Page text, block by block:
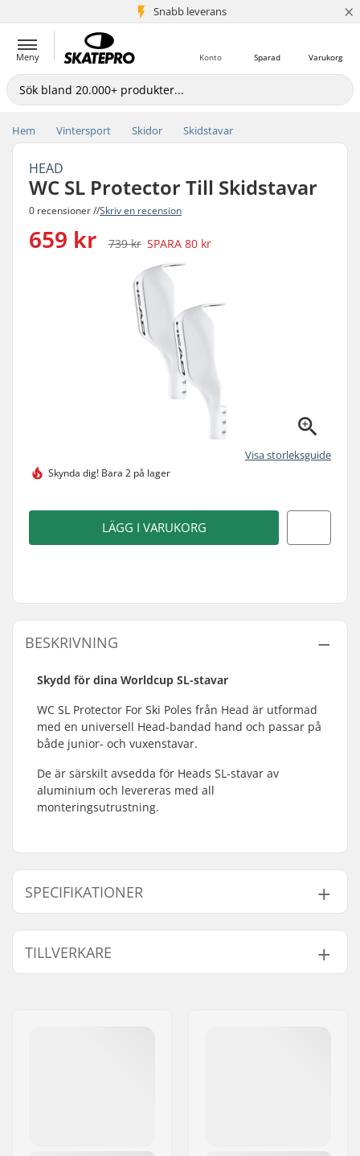
Snabb leverans
5+ milj. kunder ×
Meny Varukorg
Sparad
Konto
Hem Vintersport Skidor Skidstavar
HEAD
WC SL Protector Till Skidstavar
0 recensioner //Skriv en recension
659 kr 739 kr SPARA 80 kr
Visa storleksguide
Skynda dig! Bara 2 på lager
LÄGG I VARUKORG
BESKRIVNING
Skydd för dina Worldcup SL-stavar
WC SL Protector For Ski Poles från Head är utformad
med en universell Head-bandad hand och passar på
både junior- och vuxenstavar.
De är särskilt avsedda för Heads SL-stavar av
aluminium och levereras med all
monteringsutrustning.
SPECIFIKATIONER
Bästa användning:
Racing
Kön:
TILLVERKARE